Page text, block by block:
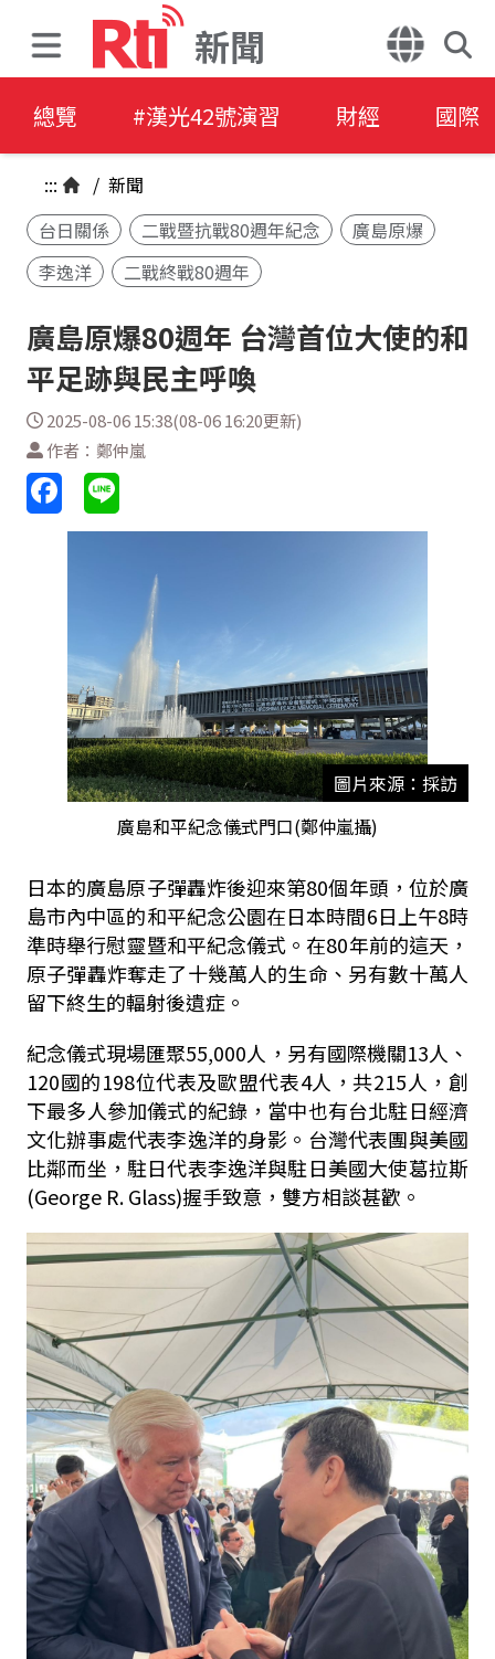
新聞
總覽 #漢光42號演習 財經 國際
::: / 新聞
台日關係
二戰暨抗戰80週年紀念
廣島原爆
李逸洋
二戰終戰80週年
廣島原爆80週年 台灣首位大使的和
平足跡與民主呼喚
2025-08-06 15:38(08-06 16:20更新)
作者：鄭仲嵐
圖片來源：採訪
廣島和平紀念儀式門口(鄭仲嵐攝)
日本的廣島原子彈轟炸後迎來第80個年頭，位於廣
島市內中區的和平紀念公園在日本時間6日上午8時
準時舉行慰靈暨和平紀念儀式。在80年前的這天，
原子彈轟炸奪走了十幾萬人的生命、另有數十萬人
留下終生的輻射後遺症。
紀念儀式現場匯聚55,000人，另有國際機關13人、
120國的198位代表及歐盟代表4人，共215人，創
下最多人參加儀式的紀錄，當中也有台北駐日經濟
文化辦事處代表李逸洋的身影。台灣代表團與美國
比鄰而坐，駐日代表李逸洋與駐日美國大使葛拉斯
(George R. Glass)握手致意，雙方相談甚歡。